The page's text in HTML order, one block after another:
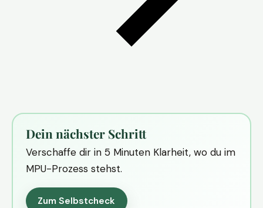
Dein nächster Schritt
Verschaffe dir in 5 Minuten Klarheit, wo du im
MPU-Prozess stehst.
Zum Selbstcheck